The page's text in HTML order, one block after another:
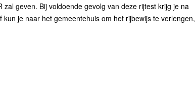
geven. Bij voldoende gevolg van deze rijtest krijg je na
je naar het gemeentehuis om het rijbewijs te verlengen,